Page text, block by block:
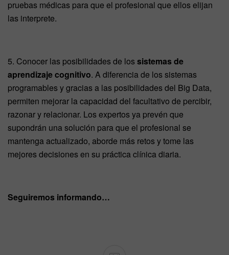
pruebas médicas para que el profesional que ellos elijan
las interprete.
5. Conocer las posibilidades de lossistemas de
aprendizaje cognitivo. A diferencia de los sistemas
programables y gracias a las posibilidades del Big Data,
permiten mejorar la capacidad del facultativo de percibir,
razonar y relacionar. Los expertos ya prevén que
supondrán una solución para que el profesional se
mantenga actualizado, aborde más retos y tome las
mejores decisiones en su práctica clínica diaria.
Seguiremos informando…